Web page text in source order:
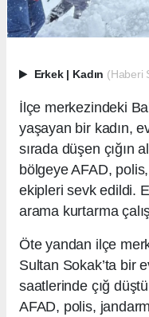
Erkek Kadın (Haberi
İlçe merkezindeki
yaşayan bir kadın,
sırada düşen çığın
bölgeye AFAD,
ekipleri sevk edildi.
arama kurtarma
Öte yandan ilçe
Sultan Sokak’ta bir
saatlerinde çığ
AFAD, polis,